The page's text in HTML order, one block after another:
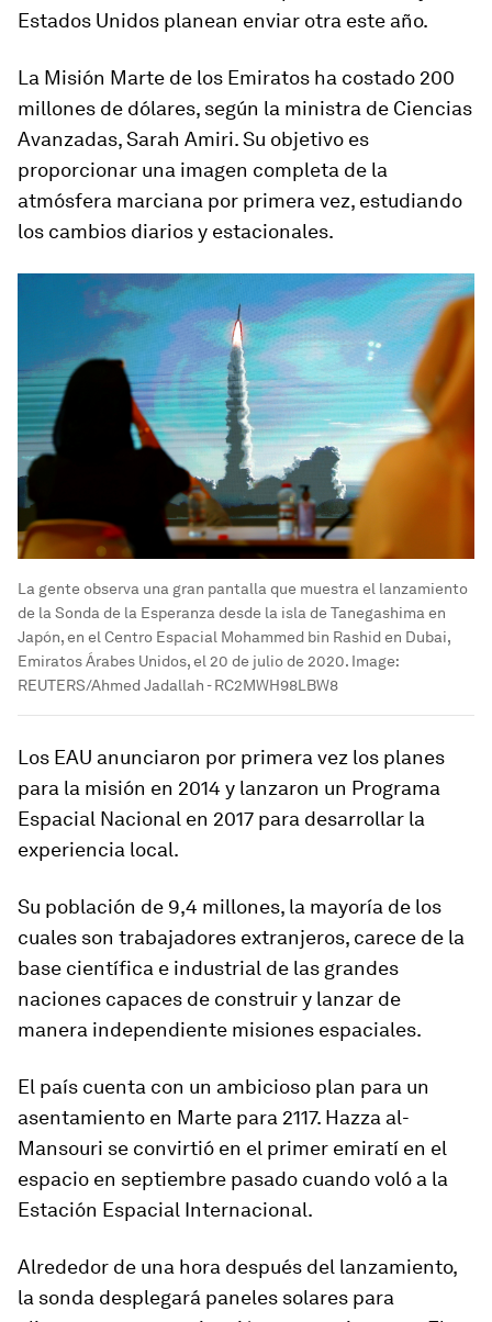
Estados Unidos planean enviar otra este año.
La Misión Marte de los Emiratos ha costado 200
millones de dólares, según la ministra de Ciencias
Avanzadas, Sarah Amiri. Su objetivo es
proporcionar una imagen completa de la
atmósfera marciana por primera vez, estudiando
los cambios diarios y estacionales.
La gente observa una gran pantalla que muestra el lanzamiento
de la Sonda de la Esperanza desde la isla de Tanegashima en
Japón, en el Centro Espacial Mohammed bin Rashid en Dubai,
Emiratos Árabes Unidos, el 20 de julio de 2020. Image:
REUTERS/Ahmed Jadallah - RC2MWH98LBW8
Los EAU anunciaron por primera vez los planes
para la misión en 2014 y lanzaron un Programa
Espacial Nacional en 2017 para desarrollar la
experiencia local.
Su población de 9,4 millones, la mayoría de los
cuales son trabajadores extranjeros, carece de la
base científica e industrial de las grandes
naciones capaces de construir y lanzar de
manera independiente misiones espaciales.
El país cuenta con un ambicioso plan para un
asentamiento en Marte para 2117. Hazza al-
Mansouri se convirtió en el primer emiratí en el
espacio en septiembre pasado cuando voló a la
Estación Espacial Internacional.
Alrededor de una hora después del lanzamiento,
la sonda desplegará paneles solares para